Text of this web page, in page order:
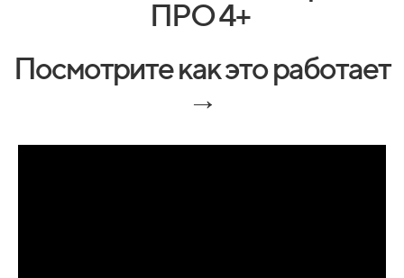
ПРО 4+
Посмотрите как это работает
→